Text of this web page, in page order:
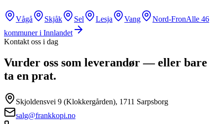
Vågå Skjåk Sel Lesja Vang Nord-FronAlle 46
kommuner i Innlandet
Kontakt oss i dag
Vurder oss som leverandør — eller bare
ta en prat.
Skjoldensvei 9 (Klokkergården), 1711 Sarpsborg
salg@frankkopi.no